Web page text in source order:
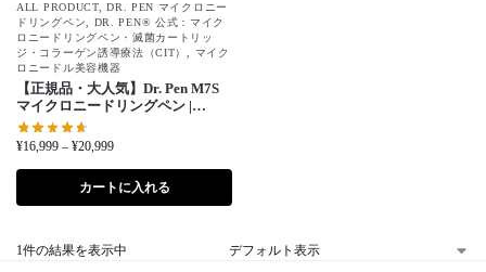
ALL PRODUCT,DR. PEN マイクロニー
ドリングペン
DR. PEN® 公式：マイク
ロニードリングペン・滅菌カートリッ
ジ・コラーゲン誘導療法（CIT）
マイク
ロニードル美容機器
【正規品・大人気】Dr. Pen M7S
マイクロニードリングペン |
16,000 RPM＋ギフトボックス＆
針カートリッジ 22本 無料付属
¥16,999 – ¥20,999
カートに入れる
1件の結果を表示中